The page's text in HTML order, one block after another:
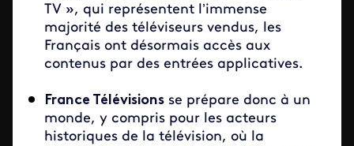
TV », qui représentent l’immense
majorité des téléviseurs vendus, les
Français ont désormais accès aux
contenus par des entrées applicatives.
France Télévisions se prépare donc à un
monde, y compris pour les acteurs
historiques de la télévision, où la